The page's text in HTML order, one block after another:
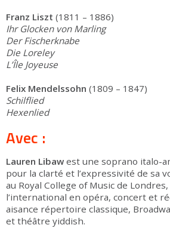
Franz Liszt (1811 – 1886)
Ihr Glocken von Marling
Der Fischerknabe
Die Loreley
L’Île Joyeuse
Felix Mendelssohn (1809 – 1847)
Schilflied
Hexenlied
Avec :
Lauren Libaw est une soprano italo-
pour la clarté et l’expressivité de sa
au Royal College of Music de
l’international en opéra, concert et
aisance répertoire classique,
et théâtre yiddish.